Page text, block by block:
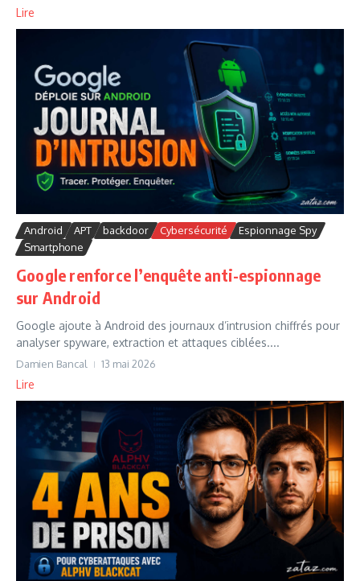
Lire
Android APT backdoor Cybersécurité
Espionnage Spy
Smartphone
Google renforce l’enquête anti-espionnage
sur Android
Google ajoute à Android des journaux d’intrusion chiffrés pour
analyser spyware, extraction et attaques ciblées....
Damien Bancal 13 mai 2026
Lire